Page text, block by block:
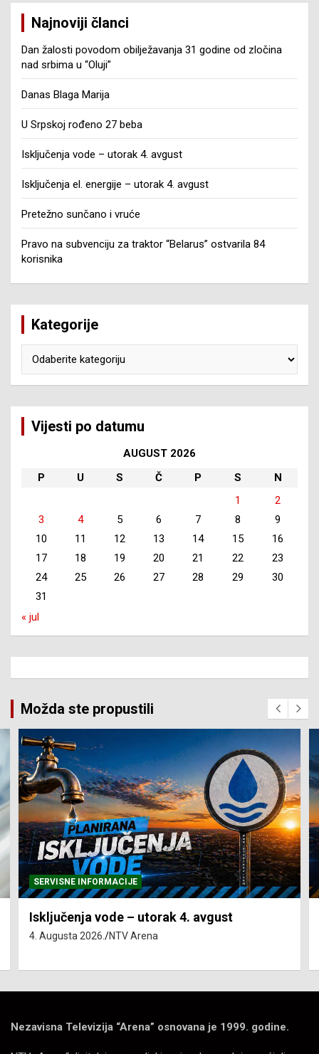
Najnoviji članci
Dan žalosti povodom obilježavanja 31 godine od zločina
nad srbima u “Oluji”
Danas Blaga Marija
U Srpskoj rođeno 27 beba
Isključenja vode – utorak 4. avgust
Isključenja el. energije – utorak 4. avgust
Pretežno sunčano i vruće
Pravo na subvenciju za traktor “Belarus” ostvarila 84
korisnika
Kategorije
Vijesti po datumu
AUGUST 2026
P
U S Č P S
N
1
2
3
4 5 6 7 8
9
10
11 12 13 14 15
16
17
18 19 20 21 22
23
24
25 26 27 28 29
30
31
« jul
Možda ste propustili
SERVISNE INFORMACIJE
Isključenja vode – utorak 4. avgust
4. Augusta 2026. NTV Arena
Nezavisna Televizija “Arena” osnovana je 1999. godine.